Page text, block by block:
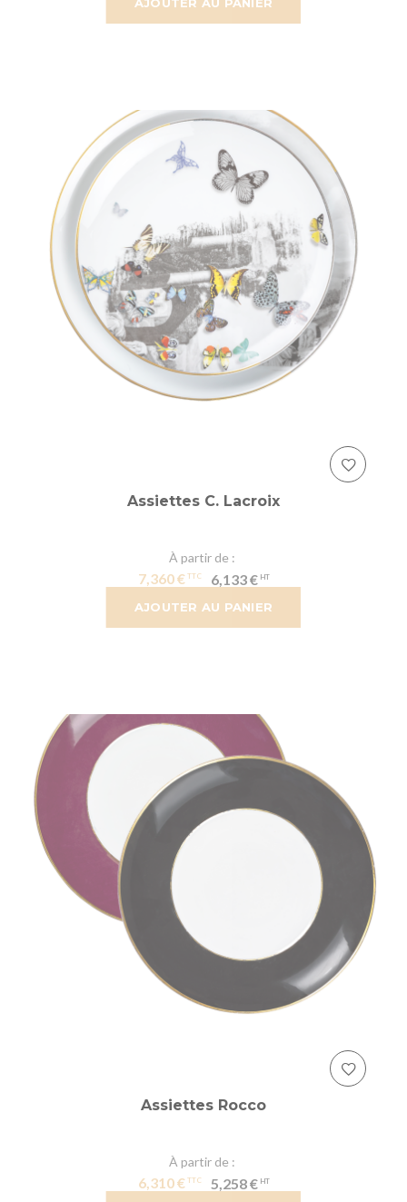
AJOUTER AU PANIER
Assiettes C. Lacroix
À partir de
7,360 € 6,133 €
Assiettes Rocco
À partir de
6,310 € 5,258 €